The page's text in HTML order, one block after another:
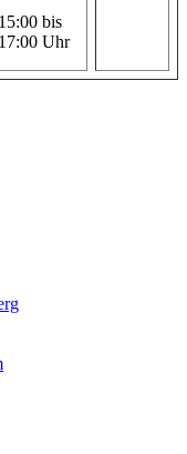
15:00 bis
17:00 Uhr